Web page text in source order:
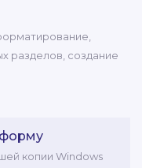
разделов, создание
копии Windows